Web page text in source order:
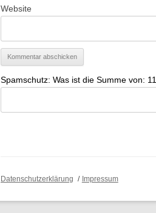
Website
Spamschutz: Was ist die Summe von:
Datenschutzerklärung Impressum